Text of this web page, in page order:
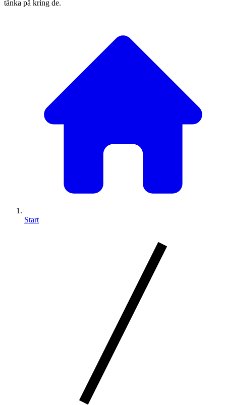
tänka på kring de.
Start